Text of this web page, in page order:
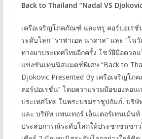
Back to Thailand “Nadal VS
เครือเจริญโภคภัณฑ์ และทรู คอร์ปอเรชั่
ระดับโลก “ราฟาเอล นาดาล” และ “โน
ทางมาประเทศไทยอีกครั้ง โชว์ฝีมือดวลแ
แข่งขันเทนนิสแมตช์พิเศษ “Back to
Djokovic Presented By เครือเจริญโ
คอร์ปอเรชั่น” โดยความร่วมมือของลอน
ประเทศไทย ในพระบรมราชูปถัมภ์, บริษั
และ บริษัท แพนเทอร์ เอ็นเตอร์เทนเม้นท์
ประสบการณ์ระดับโลกให้ประชาชนชา